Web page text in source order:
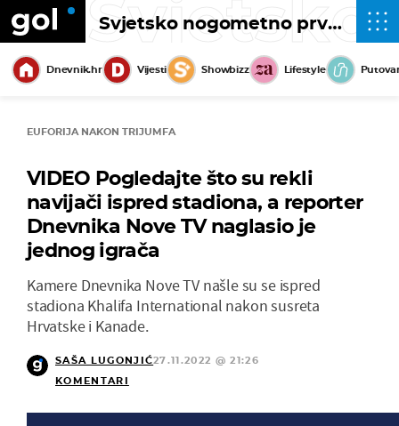
Svjetsko nogometno prvenstvo 2022
Dnevnik.hr Vijesti Showbizz Lifestyle
EUFORIJA NAKON TRIJUMFA
VIDEO Pogledajte što su rekli
navijači ispred stadiona, a reporter
Dnevnika Nove TV naglasio je
jednog igrača
Kamere Dnevnika Nove TV našle su se ispred
stadiona Khalifa International nakon susreta
Hrvatske i Kanade.
SAŠA LUGONJIĆ27.11.2022 @ 21:26
KOMENTARI